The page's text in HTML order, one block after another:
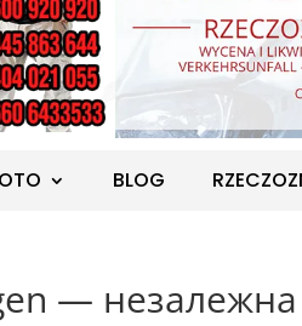
BLOG
— незалежна